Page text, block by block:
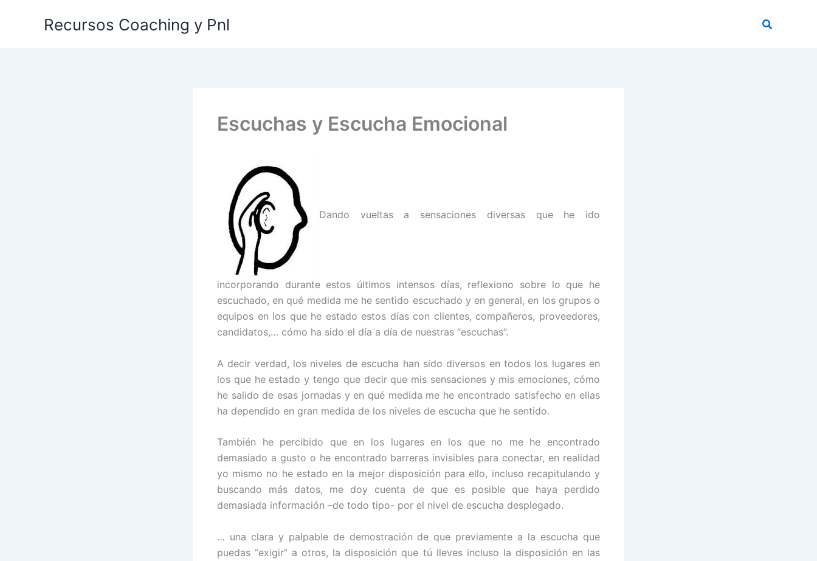
Recursos Coaching y Pnl Buscar
Escuchas y Escucha Emocional
Dando vueltas a sensaciones diversas que he ido
incorporando durante estos últimos intensos días, reflexiono sobre lo que he
escuchado, en qué medida me he sentido escuchado y en general, en los grupos o
equipos en los que he estado estos días con clientes, compañeros, proveedores,
candidatos,… cómo ha sido el día a día de nuestras “escuchas”.
A decir verdad, los niveles de escucha han sido diversos en todos los lugares en
los que he estado y tengo que decir que mis sensaciones y mis emociones, cómo
he salido de esas jornadas y en qué medida me he encontrado satisfecho en ellas
ha dependido en gran medida de los niveles de escucha que he sentido.
También he percibido que en los lugares en los que no me he encontrado
demasiado a gusto o he encontrado barreras invisibles para conectar, en realidad
yo mismo no he estado en la mejor disposición para ello, incluso recapitulando y
buscando más datos, me doy cuenta de que es posible que haya perdido
demasiada información –de todo tipo- por el nivel de escucha desplegado.
… una clara y palpable de demostración de que previamente a la escucha que
puedas “exigir” a otros, la disposición que tú lleves incluso la disposición en las